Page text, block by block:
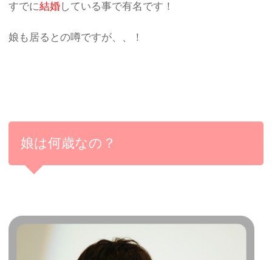
すでに結婚している事で有名です！
娘も居るとの噂ですが、、！
娘は何歳なの？